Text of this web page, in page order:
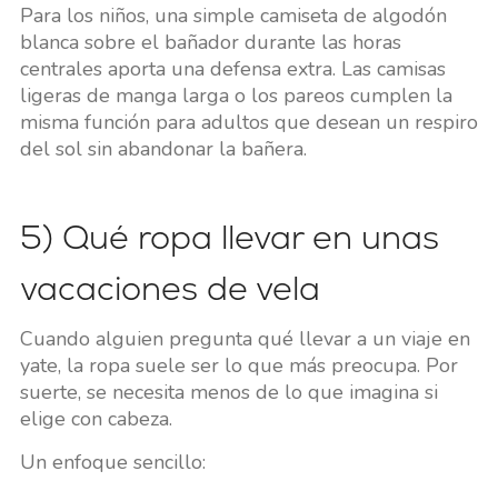
Para los niños, una simple camiseta de algodón
blanca sobre el bañador durante las horas
centrales aporta una defensa extra. Las camisas
ligeras de manga larga o los pareos cumplen la
misma función para adultos que desean un respiro
del sol sin abandonar la bañera.
5) Qué ropa llevar en unas
vacaciones de vela
Cuando alguien pregunta qué llevar a un viaje en
yate, la ropa suele ser lo que más preocupa. Por
suerte, se necesita menos de lo que imagina si
elige con cabeza.
Un enfoque sencillo: